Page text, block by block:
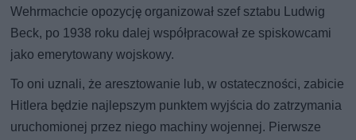
Wehrmachcie opozycję organizował szef sztabu Ludwig
Beck, po 1938 roku dalej współpracował ze spiskowcami
jako emerytowany wojskowy.
To oni uznali, że aresztowanie lub, w ostateczności, zabicie
Hitlera będzie najlepszym punktem wyjścia do zatrzymania
uruchomionej przez niego machiny wojennej. Pierwsze